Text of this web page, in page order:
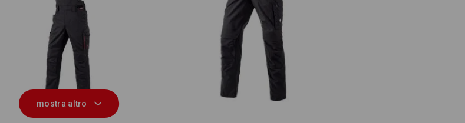
Salopette e.s.concrete light allseason Pantaloni e.s.concrete solid
mostra altro